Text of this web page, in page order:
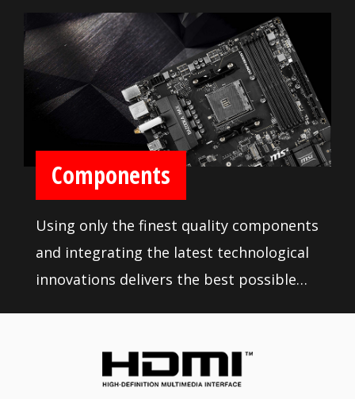
Components
Using only the finest quality components
and integrating the latest technological
innovations delivers the best possible
conditions ensures a super reliable, long-
lasting and high performance